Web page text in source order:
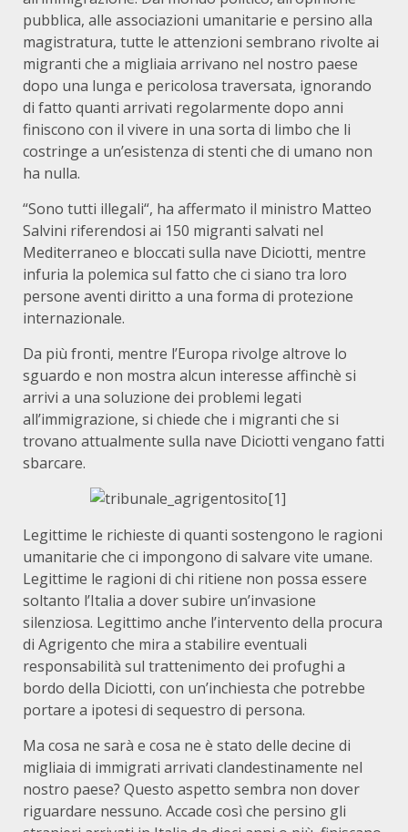
pubblica, alle associazioni umanitarie e persino alla
magistratura, tutte le attenzioni sembrano rivolte ai
migranti che a migliaia arrivano nel nostro paese
dopo una lunga e pericolosa traversata, ignorando
di fatto quanti arrivati regolarmente dopo anni
finiscono con il vivere in una sorta di limbo che li
costringe a un’esistenza di stenti che di umano non
ha nulla.
“Sono tutti illegali“, ha affermato il ministro Matteo
Salvini riferendosi ai 150 migranti salvati nel
Mediterraneo e bloccati sulla nave Diciotti, mentre
infuria la polemica sul fatto che ci siano tra loro
persone aventi diritto a una forma di protezione
internazionale.
Da più fronti, mentre l’Europa rivolge altrove lo
sguardo e non mostra alcun interesse affinchè si
arrivi a una soluzione dei problemi legati
all’immigrazione, si chiede che i migranti che si
trovano attualmente sulla nave Diciotti vengano fatti
sbarcare.
Legittime le richieste di quanti sostengono le ragioni
umanitarie che ci impongono di salvare vite umane.
Legittime le ragioni di chi ritiene non possa essere
soltanto l’Italia a dover subire un’invasione
silenziosa. Legittimo anche l’intervento della procura
di Agrigento che mira a stabilire eventuali
responsabilità sul trattenimento dei profughi a
bordo della Diciotti, con un’inchiesta che potrebbe
portare a ipotesi di sequestro di persona.
Ma cosa ne sarà e cosa ne è stato delle decine di
migliaia di immigrati arrivati clandestinamente nel
nostro paese? Questo aspetto sembra non dover
riguardare nessuno. Accade così che persino gli